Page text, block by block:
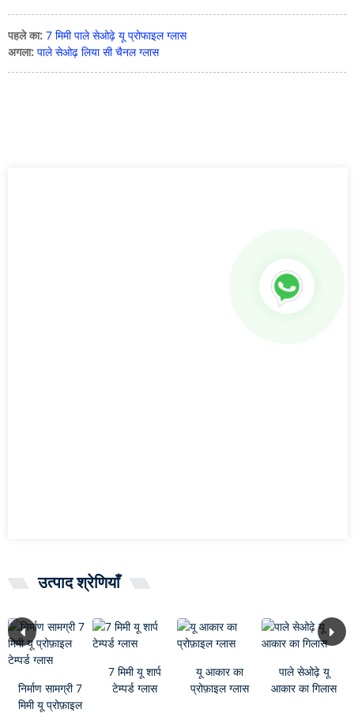
पहले का: 7 मिमी पाले सेओढ़े यू प्रोफाइल ग्लास
अगला: पाले सेओढ़ लिया सी चैनल ग्लास
उत्पाद श्रेणियाँ
निर्माण सामग्री 7
मिमी यू प्रोफ़ाइल
7 मिमी यू शार्प
टेम्पर्ड ग्लास
यू आकार का
प्रोफ़ाइल ग्लास
पाले सेओढ़े यू
आकार का गिलास